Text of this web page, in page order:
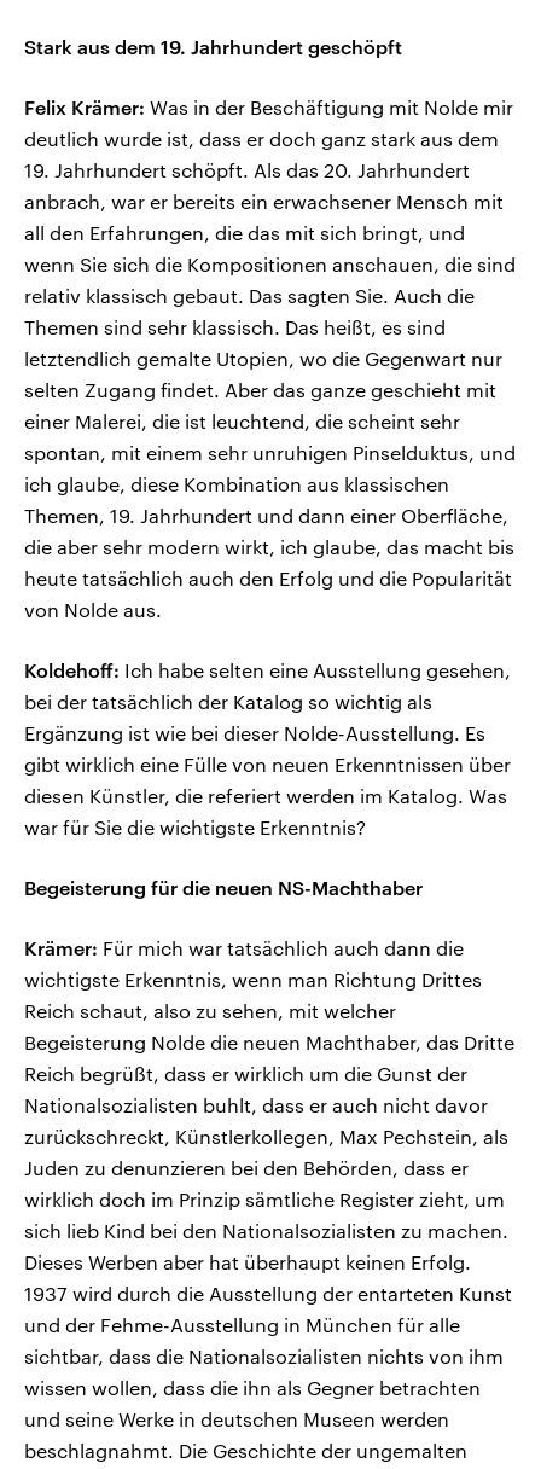
Stark aus dem 19. Jahrhundert geschöpft
Felix Krämer: Was in der Beschäftigung mit Nolde mir
deutlich wurde ist, dass er doch ganz stark aus dem
19. Jahrhundert schöpft. Als das 20. Jahrhundert
anbrach, war er bereits ein erwachsener Mensch mit
all den Erfahrungen, die das mit sich bringt, und
wenn Sie sich die Kompositionen anschauen, die sind
relativ klassisch gebaut. Das sagten Sie. Auch die
Themen sind sehr klassisch. Das heißt, es sind
letztendlich gemalte Utopien, wo die Gegenwart nur
selten Zugang findet. Aber das ganze geschieht mit
einer Malerei, die ist leuchtend, die scheint sehr
spontan, mit einem sehr unruhigen Pinselduktus, und
ich glaube, diese Kombination aus klassischen
Themen, 19. Jahrhundert und dann einer Oberfläche,
die aber sehr modern wirkt, ich glaube, das macht bis
heute tatsächlich auch den Erfolg und die Popularität
von Nolde aus.
Koldehoff: Ich habe selten eine Ausstellung gesehen,
bei der tatsächlich der Katalog so wichtig als
Ergänzung ist wie bei dieser Nolde-Ausstellung. Es
gibt wirklich eine Fülle von neuen Erkenntnissen über
diesen Künstler, die referiert werden im Katalog. Was
war für Sie die wichtigste Erkenntnis?
Begeisterung für die neuen NS-Machthaber
Krämer: Für mich war tatsächlich auch dann die
wichtigste Erkenntnis, wenn man Richtung Drittes
Reich schaut, also zu sehen, mit welcher
Begeisterung Nolde die neuen Machthaber, das Dritte
Reich begrüßt, dass er wirklich um die Gunst der
Nationalsozialisten buhlt, dass er auch nicht davor
zurückschreckt, Künstlerkollegen, Max Pechstein, als
Juden zu denunzieren bei den Behörden, dass er
wirklich doch im Prinzip sämtliche Register zieht, um
sich lieb Kind bei den Nationalsozialisten zu machen.
Dieses Werben aber hat überhaupt keinen Erfolg.
1937 wird durch die Ausstellung der entarteten Kunst
und der Fehme-Ausstellung in München für alle
sichtbar, dass die Nationalsozialisten nichts von ihm
wissen wollen, dass die ihn als Gegner betrachten
und seine Werke in deutschen Museen werden
beschlagnahmt. Die Geschichte der ungemalten